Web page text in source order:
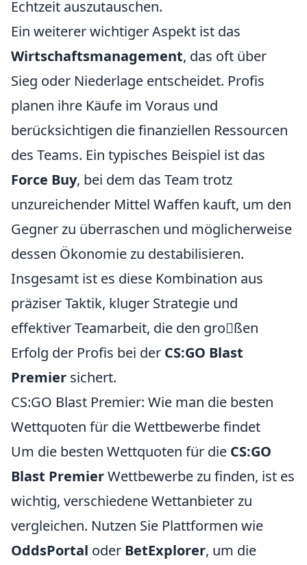
Echtzeit auszutauschen.
Ein weiterer wichtiger Aspekt ist das
Wirtschaftsmanagement, das oft über
Sieg oder Niederlage entscheidet. Profis
planen ihre Käufe im Voraus und
berücksichtigen die finanziellen Ressourcen
des Teams. Ein typisches Beispiel ist das
Force Buy, bei dem das Team trotz
unzureichender Mittel Waffen kauft, um den
Gegner zu überraschen und möglicherweise
dessen Ökonomie zu destabilisieren.
Insgesamt ist es diese Kombination aus
präziser Taktik, kluger Strategie und
effektiver Teamarbeit, die den großen
Erfolg der Profis bei der CS:GO Blast
Premier sichert.
CS:GO Blast Premier: Wie man die besten
Wettquoten für die Wettbewerbe findet
Um die besten Wettquoten für die CS:GO
Blast PremierWettbewerbe zu finden, ist es
wichtig, verschiedene Wettanbieter zu
vergleichen. Nutzen Sie Plattformen wie
OddsPortal oder BetExplorer, um die